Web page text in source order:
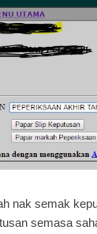
nak semak
semasa